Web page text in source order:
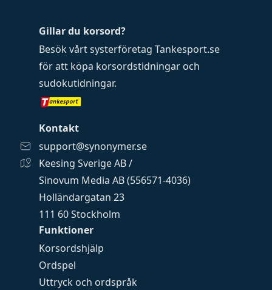
Funktioner
Korsordshjälp
Ordspel
Uttryck och ordspråk
Gillar du korsord?
Besök vårt systerföretag Tankesport.se
för att köpa korsordstidningar och
sudokutidningar.
Kontakt
support@synonymer.se
Keesing Sverige AB /
Sinovum Media AB (556571-4036)
Holländargatan 23
111 60 Stockholm